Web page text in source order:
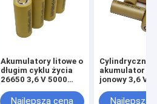
Akumulatory litowe o
długim cyklu życia
26650 3,6 V 5000
Najlepsza cena
Cylindryczny
akumulator
jonowy 3,6 V
systemu
Najlepsza